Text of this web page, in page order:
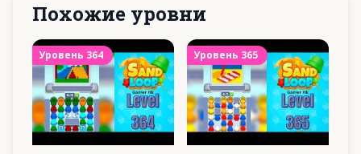
Похожие уровни
Уровень 364 Уровень 365